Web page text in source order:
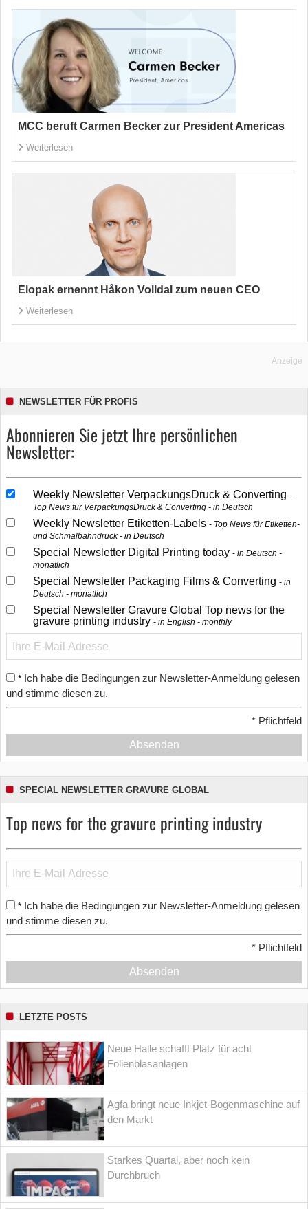
MCC beruft Carmen Becker zur President Americas
Weiterlesen
Elopak ernennt Håkon Volldal zum neuen CEO
Weiterlesen
Anzeige
NEWSLETTER FÜR PROFIS
Abonnieren Sie jetzt Ihre persönlichen
Newsletter:
Weekly Newsletter VerpackungsDruck & Converting
Top News für VerpackungsDruck & Converting - in Deutsch
Weekly Newsletter Etiketten-Labels
Top News für Etiketten-
und Schmalbahndruck - in Deutsch
Special Newsletter Digital Printing today
in Deutsch -
monatlich
Special Newsletter Packaging Films & Converting
in
Deutsch - monatlich
Special Newsletter Gravure Global Top news for the
gravure printing industry
in English - monthly
* Ich habe die Bedingungen zur Newsletter-Anmeldung gelesen
und stimme diesen zu.
* Pflichtfeld
Absenden
SPECIAL NEWSLETTER GRAVURE GLOBAL
Top news for the gravure printing industry
* Ich habe die Bedingungen zur Newsletter-Anmeldung gelesen
und stimme diesen zu.
* Pflichtfeld
Absenden
LETZTE POSTS
Neue Halle schafft Platz für acht
Folienblasanlagen
Agfa bringt neue Inkjet-Bogenmaschine auf
den Markt
Starkes Quartal, aber noch kein
Durchbruch